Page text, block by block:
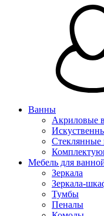
Ванны
Акриловые
Стеклянные
Мебель для
Зеркала
Зеркала-
Тумбы
Пеналы